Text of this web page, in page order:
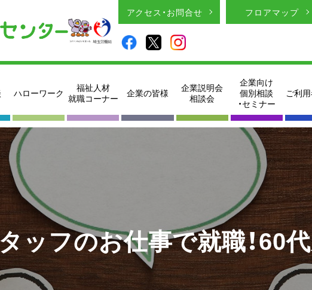
アクセス・お問合せ フロアマップ
ハローワーク
福祉人材
就職コーナー
企業の皆様
企業説明会
相談会
企業向け
個別相談
・セミナー
ご利
ッフのお仕事で就職！60